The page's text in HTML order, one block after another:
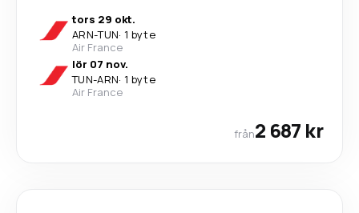
tors 29 okt.
ARN-TUN· 1 byte
Air France
lör 07 nov.
TUN-ARN· 1 byte
Air France
från2 687 kr